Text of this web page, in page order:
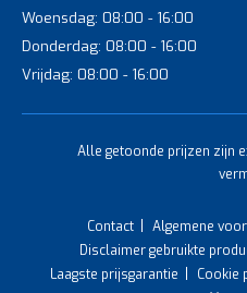
soepeler en
Een goede keuze bij
Steekwagens met
Heb je specifieke wensen voor
steekwagens? Neem dan
advies of een vrijblijvende
Woensdag: 08:00 - 16:00
Donderdag: 08:00 - 16:00
Vrijdag: 08:00 - 16:00
Alle getoonde prijzen zijn
Contact Algemene
Disclaimer gebruikte
Laagste prijsgarantie
Cookie